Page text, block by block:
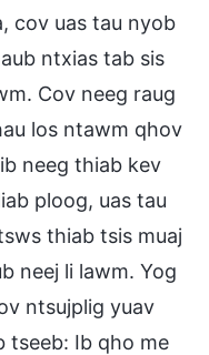
cov uas tau nyob
ntxias tab sis
Cov neeg raug
los ntawm qhov
neeg thiab kev
ploog, uas tau
thiab tsis muaj
neej li lawm. Yog
ntsujplig yuav
tseeb: Ib qho me